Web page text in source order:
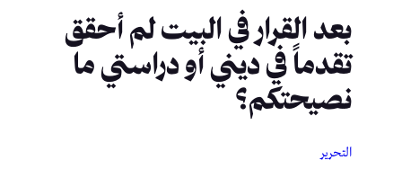
بعد القرار في البيت لم أحقق
تقدماً في ديني أو دراستي ما
نصيحتكم؟
التحرير